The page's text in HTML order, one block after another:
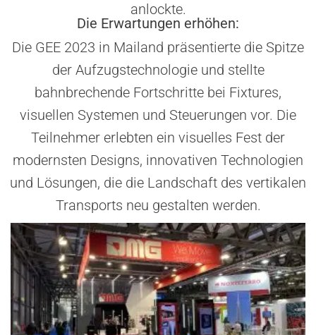
anlockte.
Die Erwartungen erhöhen:
Die GEE 2023 in Mailand präsentierte die Spitze
der Aufzugstechnologie und stellte
bahnbrechende Fortschritte bei Fixtures,
visuellen Systemen und Steuerungen vor. Die
Teilnehmer erlebten ein visuelles Fest der
modernsten Designs, innovativen Technologien
und Lösungen, die die Landschaft des vertikalen
Transports neu gestalten werden.